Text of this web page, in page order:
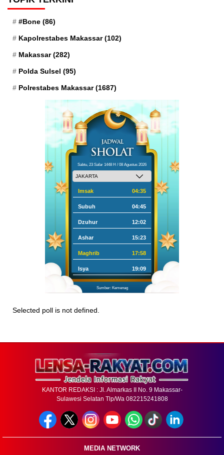
#Bone (86)
Kapolrestabes Makassar(102)
Makassar(282)
Polda Sulsel (95)
Polrestabes Makassar(1687)
Sabtu, 23 Safar 1448 H / 08 Agustus 2026
Imsak 04:35
Subuh 04:45
Dzuhur 12:02
Ashar 15:23
Maghrib 17:58
Isya 19:09
Sumber: Kemenag
Selected poll is not defined.
KANTOR REDAKSI : Jl. Almarkas II No. 9 Makassar-
Sulawesi Selatan Tlp/Wa 082215241808
MEDIA NETWORK